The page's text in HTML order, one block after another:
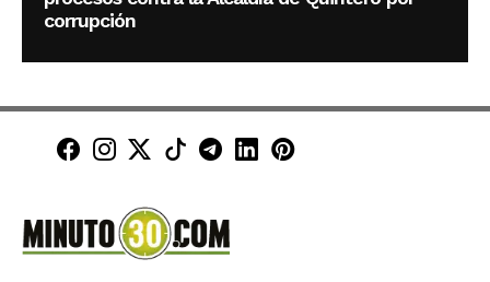
corrupción
Minuto30 en Facebook
Minuto30 en Instagram
Minuto30 en X (Twitter)
Minuto30 en TikTok
Canal de Minuto30 en
Minuto30 en LinkedIn
Minuto30 en